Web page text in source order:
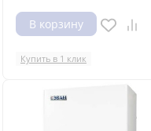
В корзину
Купить в 1 клик